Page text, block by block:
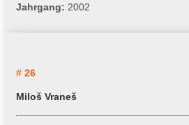
Jahrgang: 2002
# 26
Miloš Vraneš